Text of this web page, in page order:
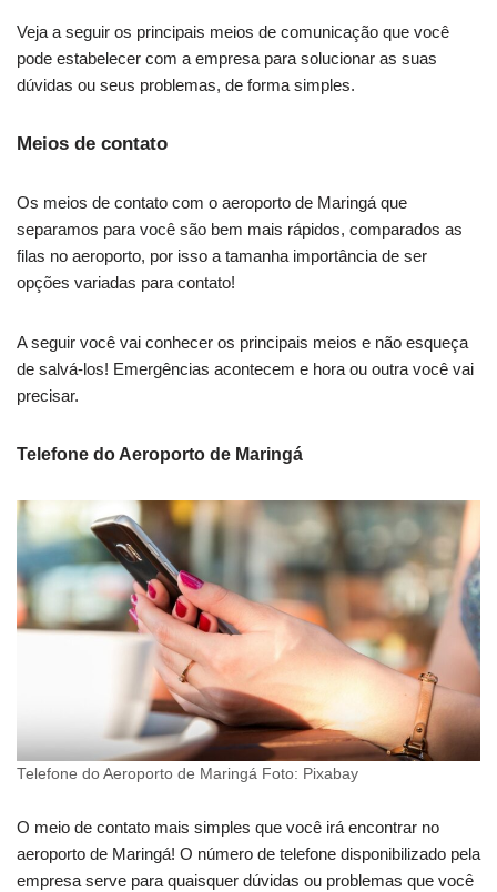
Veja a seguir os principais meios de comunicação que você
pode estabelecer com a empresa para solucionar as suas
dúvidas ou seus problemas, de forma simples.
Meios de contato
Os meios de contato com o aeroporto de Maringá que
separamos para você são bem mais rápidos, comparados as
filas no aeroporto, por isso a tamanha importância de ser
opções variadas para contato!
A seguir você vai conhecer os principais meios e não esqueça
de salvá-los! Emergências acontecem e hora ou outra você vai
precisar.
Telefone do Aeroporto de Maringá
Telefone do Aeroporto de Maringá Foto: Pixabay
O meio de contato mais simples que você irá encontrar no
aeroporto de Maringá! O número de telefone disponibilizado pela
empresa serve para quaisquer dúvidas ou problemas que você